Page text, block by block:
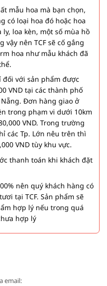
mẫu hoa mà bạn chọn,
có loại hoa đó hoặc hoa
loa kèn, một số mùa hồ
vậy nên TCF sẽ cố gắng
hoa như mẫu khách đã
với sản phẩm được
VND tại các thành phố
Đơn hàng giao ở
trong phạm vi dưới 10km
VND. Trong trường
các Tp. Lớn nêu trên thì
VND tùy khu vực.
thanh toán khi khách đặt
nên quý khách hàng có
tại TCF. Sản phẩm sẽ
hợp lý nếu trong quá
hợp lý
email: